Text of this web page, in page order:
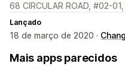
68 CIRCULAR ROAD, #02-
Lançado
18 de março de 2020 ·
Mais apps parecidos